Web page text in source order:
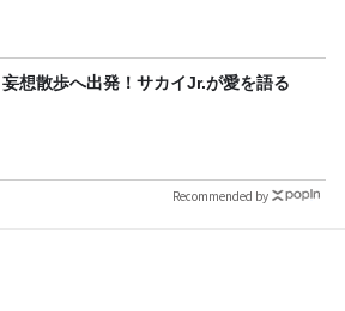
妄想散歩へ出発！サカイJr.が愛を語る
Recommended by